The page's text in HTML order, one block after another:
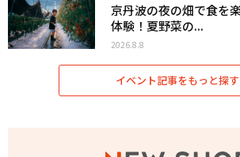
京丹波の夜の畑で食を
体験！夏野菜の...
2026.8.8
イベント記事をもっと探す